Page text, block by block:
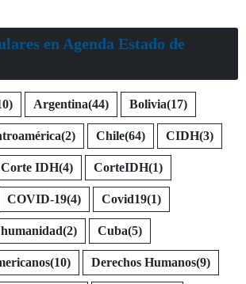
en Agenda Estado de
Argentina(44) Bolivia(17)
(2) Chile(64) CIDH(3)
Corte IDH(4) CorteIDH(1)
COVID-19(4) Covid19(1)
(2) Cuba(5)
(10) Derechos Humanos(9)